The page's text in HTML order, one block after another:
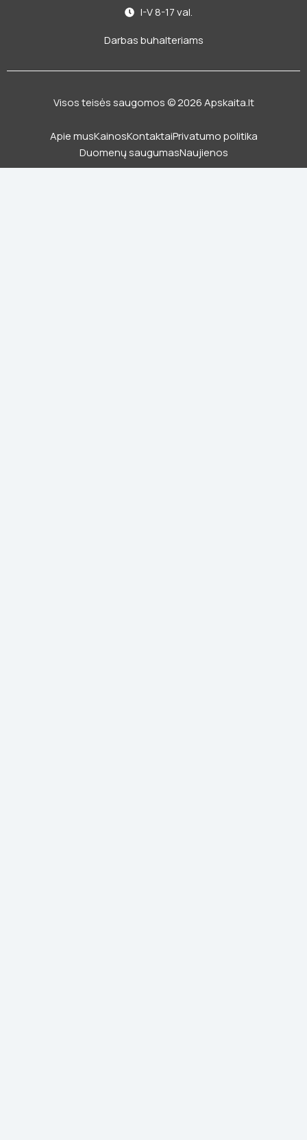
I-V 8-17 val.
Darbas buhalteriams
Visos teisės saugomos © 2026 Apskaita.lt
Apie musKainosKontaktaiPrivatumo politika
Duomenų saugumasNaujienos